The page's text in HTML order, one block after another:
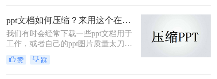
内容小编都放在下面的文章中了，大
家有需要的话，可以来转转大师看看
小编带来的方法哦。
ppt文档如何压缩？来用这个在线方法看看！
我们有时会经常下载一些ppt文档用于
工作，或者自己的ppt图片质量太刀导
致了了ppt体积大，打开速度慢，那
ppt文档如何压缩？压缩文档的大小，
赞 踩